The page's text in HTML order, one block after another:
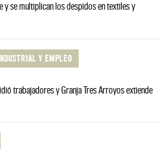
y se multiplican los despidos en textiles y
Y EMPLEO
trabajadores y Granja Tres Arroyos extiende